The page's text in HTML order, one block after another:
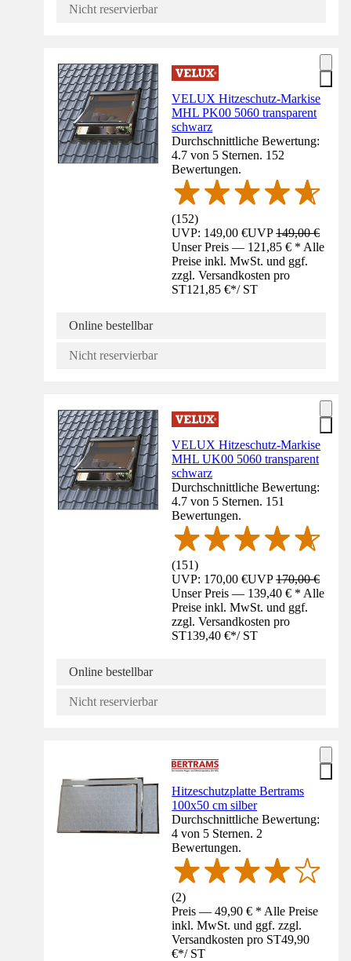
Nicht reservierbar
VELUX Hitzeschutz-Markise
MHL PK00 5060 transparent
schwarz
Durchschnittliche Bewertung:
4.7 von 5 Sternen. 152
Bewertungen.
(152)
UVP: 149,00 €UVP149,00 €
Unser Preis — 121,85 € * Alle
Preise inkl. MwSt. und ggf.
zzgl. Versandkosten pro
ST121,85 €*/ ST
Online bestellbar
Nicht reservierbar
VELUX Hitzeschutz-Markise
MHL UK00 5060 transparent
schwarz
Durchschnittliche Bewertung:
4.7 von 5 Sternen. 151
Bewertungen.
(151)
UVP: 170,00 €UVP170,00 €
Unser Preis — 139,40 € * Alle
Preise inkl. MwSt. und ggf.
zzgl. Versandkosten pro
ST139,40 €*/ ST
Online bestellbar
Nicht reservierbar
Hitzeschutzplatte Bertrams
100x50 cm silber
Durchschnittliche Bewertung:
4 von 5 Sternen. 2
Bewertungen.
(2)
Preis — 49,90 € * Alle Preise
inkl. MwSt. und ggf. zzgl.
Versandkosten pro ST49,90
€*/ ST